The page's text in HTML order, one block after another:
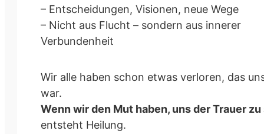
– Entscheidungen, Visionen, neue Wege
– Nicht aus Flucht – sondern aus innerer
Verbundenheit
Wir alle haben schon etwas verloren, das
war.
Wenn wir den Mut haben, uns der Trauer
entsteht Heilung.